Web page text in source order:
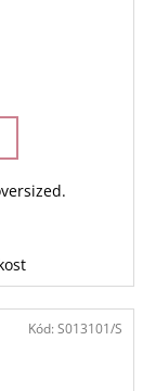
Kód: S013101/S